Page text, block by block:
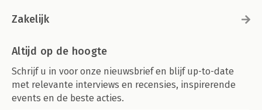
Zakelijk
Altijd op de hoogte
Schrijf u in voor onze nieuwsbrief en blijf up-to-date
met relevante interviews en recensies, inspirerende
events en de beste acties.